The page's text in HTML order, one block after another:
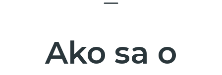
Ako sa o